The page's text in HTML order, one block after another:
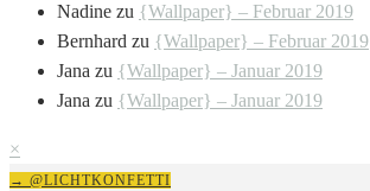
Nadine zu {Wallpaper} – Februar 2019
Bernhard zu {Wallpaper} – Februar 2019
Jana zu {Wallpaper} – Januar 2019
Jana zu {Wallpaper} – Januar 2019
×
→ @LICHTKONFETTI